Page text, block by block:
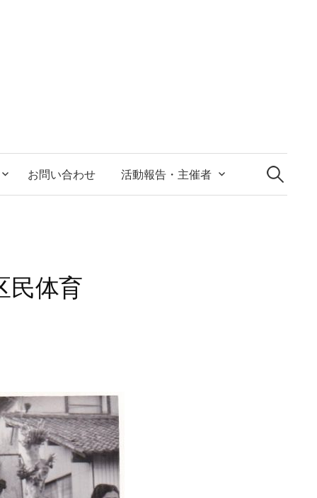
お問い合わせ 活動報告・主催者 索
民体育